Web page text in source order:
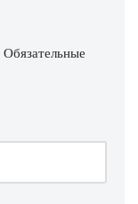
Обязательные